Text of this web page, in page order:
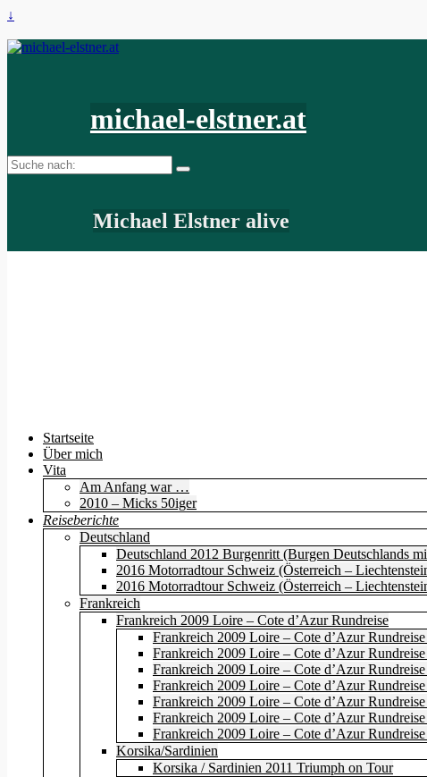
↓
michael-elstner.at
Suche
nach:
Michael Elstner alive
Startseite
Über mich
Vita
Am Anfang war …
2010 – Micks 50iger
Reiseberichte
Deutschland
Deutschland 2012 Burgenritt (Burgen Deutschlands
2016 Motorradtour Schweiz (Österreich –
2016 Motorradtour Schweiz (Österreich –
Frankreich
Frankreich 2009 Loire – Cote d’Azur Rundreise
Frankreich 2009 Loire – Cote d’Azur
Frankreich 2009 Loire – Cote d’Azur
Frankreich 2009 Loire – Cote d’Azur
Frankreich 2009 Loire – Cote d’Azur
Frankreich 2009 Loire – Cote d’Azur
Frankreich 2009 Loire – Cote d’Azur
Frankreich 2009 Loire – Cote d’Azur
Korsika/Sardinien
Korsika / Sardinien 2011 Triumph on Tour